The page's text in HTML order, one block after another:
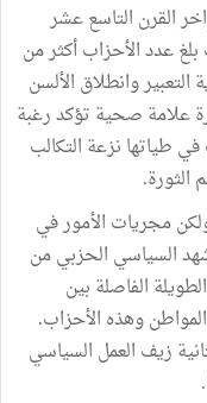
القرن التاسع عشر
عدد الأحزاب أكثر من
وانطلاق الألسن
علامة صحية تؤكد رغبة
في طياتها نزعة التكالب
الثورة.
مجريات الأمور في
السياسي الحزبي من
الفاصلة بين
وهذه الأحزاب.
زيف العمل السياسي